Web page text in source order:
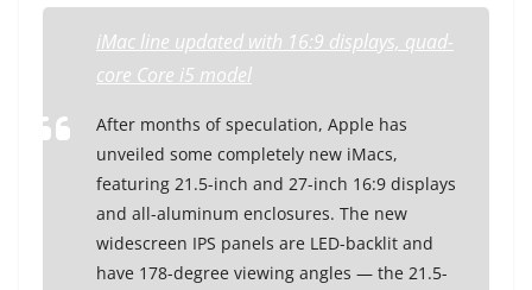
iMac line updated with 16:9 displays, quad-
core Core i5 model
After months of speculation, Apple has
unveiled some completely new iMacs,
featuring 21.5-inch and 27-inch 16:9 displays
and all-aluminum enclosures. The new
widescreen IPS panels are LED-backlit and
have 178-degree viewing angles — the 21.5-